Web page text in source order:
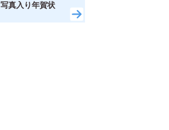
写真入り年賀状